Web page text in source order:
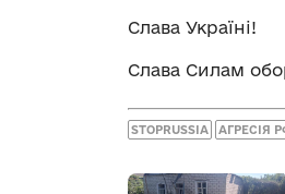
Слава Україні!
Слава Силам
STOPRUSSIA АГРЕСІЯ